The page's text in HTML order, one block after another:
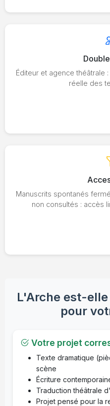
Éditeur et agence théâtrale
réelle des
Manuscrits spontanés
non consultés : accès
L'Arche est-
pour
Votre projet
Texte dramatique
scène
Écriture
Traduction théâtrale
Projet pensé pour la